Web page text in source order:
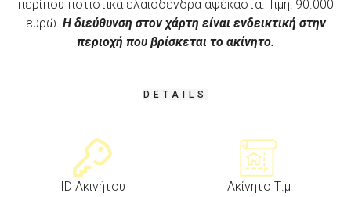
περίπου ποτιστικά ελαιόδενδρα αψέκαστα. Τιμή: 90.000
ευρώ. Η διεύθυνση στον χάρτη είναι ενδεικτική στην
περιοχή που βρίσκεται το ακίνητο.
DETAILS
ID Ακινήτου
Ακίνητο Τ.μ